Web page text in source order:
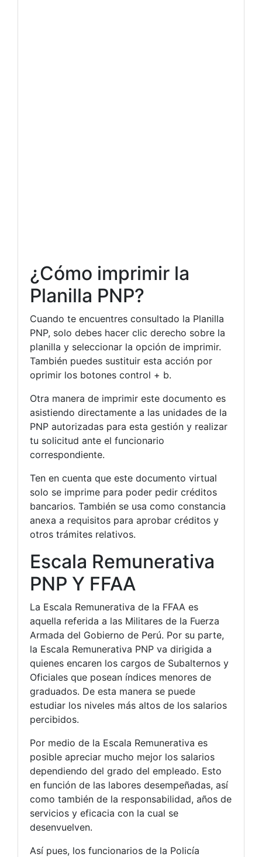
¿Cómo imprimir la
Planilla PNP?
Cuando te encuentres consultado la Planilla
PNP, solo debes hacer clic derecho sobre la
planilla y seleccionar la opción de imprimir.
También puedes sustituir esta acción por
oprimir los botones control + b.
Otra manera de imprimir este documento es
asistiendo directamente a las unidades de la
PNP autorizadas para esta gestión y realizar
tu solicitud ante el funcionario
correspondiente.
Ten en cuenta que este documento virtual
solo se imprime para poder pedir créditos
bancarios. También se usa como constancia
anexa a requisitos para aprobar créditos y
otros trámites relativos.
Escala Remunerativa
PNP Y FFAA
La Escala Remunerativa de la FFAA es
aquella referida a las Militares de la Fuerza
Armada del Gobierno de Perú. Por su parte,
la Escala Remunerativa PNP va dirigida a
quienes encaren los cargos de Subalternos y
Oficiales que posean índices menores de
graduados. De esta manera se puede
estudiar los niveles más altos de los salarios
percibidos.
Por medio de la Escala Remunerativa es
posible apreciar mucho mejor los salarios
dependiendo del grado del empleado. Esto
en función de las labores desempeñadas, así
como también de la responsabilidad, años de
servicios y eficacia con la cual se
desenvuelven.
Así pues, los funcionarios de la Policía